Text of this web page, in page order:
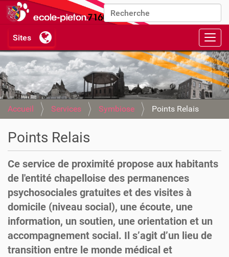
Chercher par
Recherche avancée…
Accueil Services Symbiose Points Relais
Points Relais
Ce service de proximité propose aux habitants
de l'entité chapelloise des permanences
psychosociales gratuites et des visites à
domicile (niveau social), une écoute, une
information, un soutien, une orientation et un
accompagnement social. Il s’agit d’un lieu de
transition entre le monde médical et